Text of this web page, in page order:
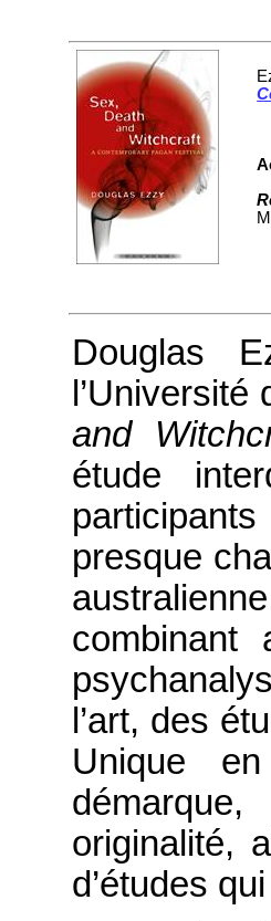
Douglas
and
étude
presque
l’art, des
Unique
originalité,
d’études